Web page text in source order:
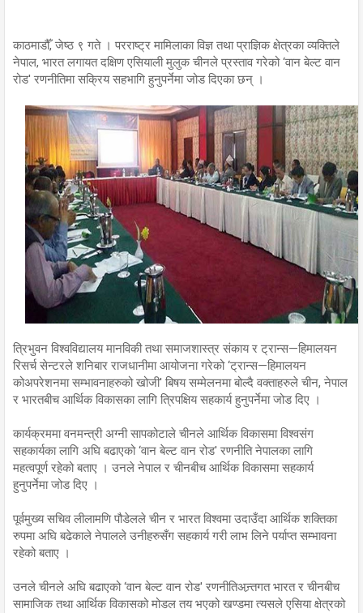
काठमाडौँ, जेष्ठ ९ गते । परराष्ट्र मामिलाका विज्ञ तथा प्राज्ञिक क्षेत्रका व्यक्तिले
नेपाल, भारत लगायत दक्षिण एसियाली मुलुक चीनले प्रस्ताव गरेको ‘वान बेल्ट वान
रोड' रणनीतिमा सक्रिय सहभागि हुनुपर्नेमा जोड दिएका छन् ।
त्रिभुवन विश्वविद्यालय मानविकी तथा समाजशास्त्र संकाय र ट्रान्स—हिमालयन
रिसर्च सेन्टरले शनिबार राजधानीमा आयोजना गरेको ‘ट्रान्स—हिमालयन
कोअपरेशनमा सम्भावनाहरुको खोजी' बिषय सम्मेलनमा बोल्दै वक्ताहरुले चीन, नेपाल
र भारतबीच आर्थिक विकासका लागि त्रिपक्षिय सहकार्य हुनुपर्नेमा जोड दिए ।
कार्यक्रममा वनमन्त्री अग्नी सापकोटाले चीनले आर्थिक विकासमा विश्वसंग
सहकार्यका लागि अघि बढाएको ‘वान बेल्ट वान रोड' रणनीति नेपालका लागि
महत्वपूर्ण रहेको बताए । उनले नेपाल र चीनबीच आर्थिक विकासमा सहकार्य
हुनुपर्नेमा जोड दिए ।
पूर्वमुख्य सचिव लीलामणि पौडेलले चीन र भारत विश्वमा उदाउँदा आर्थिक शक्तिका
रुपमा अघि बढेकाले नेपालले उनीहरुसँग सहकार्य गरी लाभ लिने पर्याप्त सम्भावना
रहेको बताए ।
उनले चीनले अघि बढाएको ‘वान बेल्ट वान रोड' रणनीतिअन्र्तगत भारत र चीनबीच
सामाजिक तथा आर्थिक विकासको मोडल तय भएको खण्डमा त्यसले एसिया क्षेत्रको